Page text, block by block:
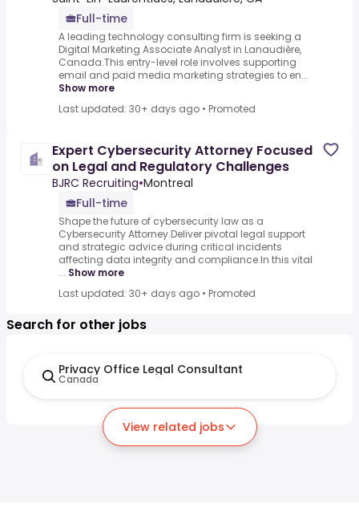
Full-time
A leading technology consulting firm is seeking a
Digital Marketing Associate Analyst in Lanaudière,
Canada.This entry-level role involves supporting
email and paid media marketing strategies to en...
Show more
Last updated: 30+ days ago • Promoted
Expert Cybersecurity Attorney Focused
on Legal and Regulatory Challenges
BJRC Recruiting•Montreal
Full-time
Shape the future of cybersecurity law as a
Cybersecurity Attorney.Deliver pivotal legal support
and strategic advice during critical incidents
affecting data integrity and compliance.In this vital
... Show more
Last updated: 30+ days ago • Promoted
View related jobs
Search for other jobs
Privacy Office Legal Consultant
Canada